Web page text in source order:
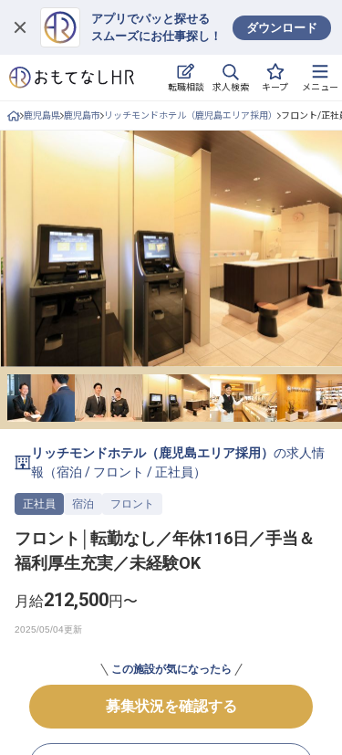
アプリでパッと探せる
スムーズにお仕事探し！
ダウンロード
転職相談 求人検索 キープ メニュー
ログイン
求人・施設を探す
キープした求人
おもてなしHRについて
ご利用の流れ
よくある質問
ホテル・宿泊業界情報コラム
無料 転職サポートに申し込む
鹿児島県 鹿児島市 リッチモンドホテル（鹿児島エリア採用） フロント/正社
リッチモンドホテル（鹿児島エリア採用） の求人情
報（宿泊 / フロント /正社員 ）
正社員 宿泊 フロント
フロント│転勤なし／年休116日／手当＆
福利厚生充実／未経験OK
月給212,500円〜
この施設が気になったら
募集状況を確認する